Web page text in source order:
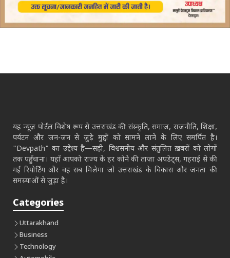
यह न्यूज़ पोर्टल विशेष रूप से उत्तराखंड की संस्कृति, समाज, राजनीति, शिक्षा,
पर्यटन और जन-जन से जुड़े मुद्दों को सामने लाने के लिए समर्पित है।
"Devpath" का उद्देश्य है—सही, विश्वसनीय और संतुलित ख़बरों को लोगों
तक पहुँचाना। यहाँ आपको राज्य के हर कोने की ताज़ा अपडेट्स, गहराई से की
गई रिपोर्टिंग और वह सब मिलेगा जो उत्तराखंड के विकास और जनता की
समस्याओं से जुड़ा है।
Categories
Uttarakhand
Business
Technology